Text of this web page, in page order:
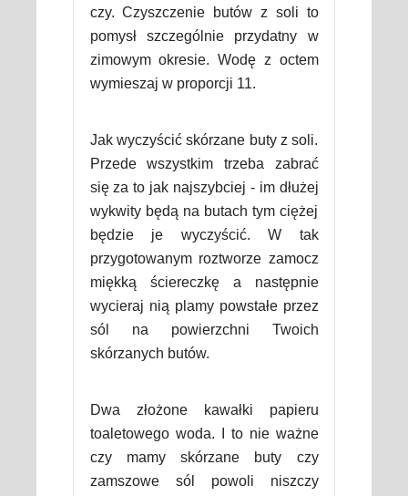
czy. Czyszczenie butów z soli to
pomysł szczególnie przydatny w
zimowym okresie. Wodę z octem
wymieszaj w proporcji 11.
Jak wyczyścić skórzane buty z soli.
Przede wszystkim trzeba zabrać
się za to jak najszybciej - im dłużej
wykwity będą na butach tym ciężej
będzie je wyczyścić. W tak
przygotowanym roztworze zamocz
miękką ściereczkę a następnie
wycieraj nią plamy powstałe przez
sól na powierzchni Twoich
skórzanych butów.
Dwa złożone kawałki papieru
toaletowego woda. I to nie ważne
czy mamy skórzane buty czy
zamszowe sól powoli niszczy